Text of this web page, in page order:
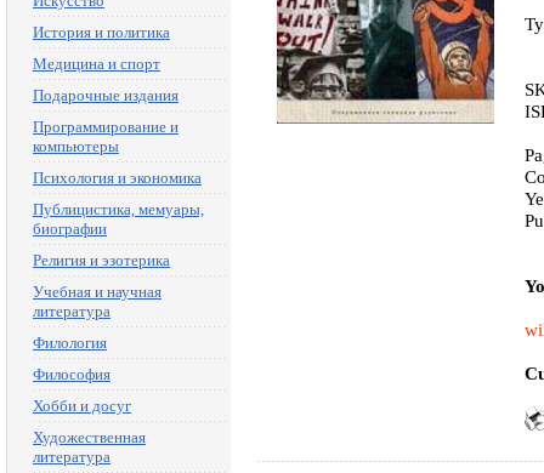
История и политика
Медицина и спорт
Подарочные издания
Программирование и
компьютеры
Психология и экономика
Публицистика, мемуары,
биографии
Религия и эзотерика
Учебная и научная
литература
Филология
Философия
Хобби и досуг
Художественная
литература